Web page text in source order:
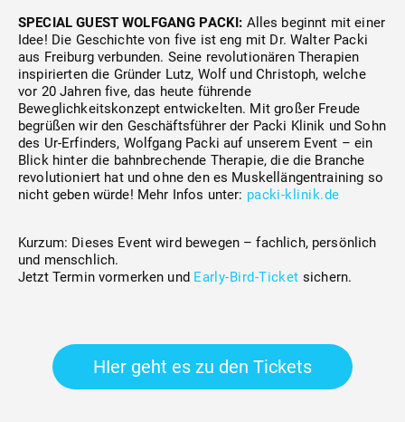
SPECIAL GUEST WOLFGANG PACKI: Alles beginnt mit einer
Idee! Die Geschichte von five ist eng mit Dr. Walter Packi
aus Freiburg verbunden. Seine revolutionären Therapien
inspirierten die Gründer Lutz, Wolf und Christoph, welche
vor 20 Jahren five, das heute führende
Beweglichkeitskonzept entwickelten. Mit großer Freude
begrüßen wir den Geschäftsführer der Packi Klinik und Sohn
des Ur-Erfinders, Wolfgang Packi auf unserem Event – ein
Blick hinter die bahnbrechende Therapie, die die Branche
revolutioniert hat und ohne den es Muskellängentraining so
nicht geben würde! Mehr Infos unter: packi-klinik.de
Kurzum: Dieses Event wird bewegen – fachlich, persönlich
und menschlich.
Jetzt Termin vormerken und Early-Bird-Ticket sichern.
HIer geht es zu den Tickets